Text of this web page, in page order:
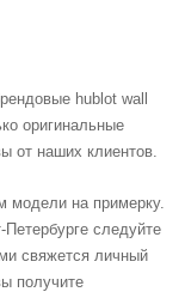
hublot wall
оригинальные
от наших клиентов.
модели на примерку.
следуйте
свяжется личный
получите